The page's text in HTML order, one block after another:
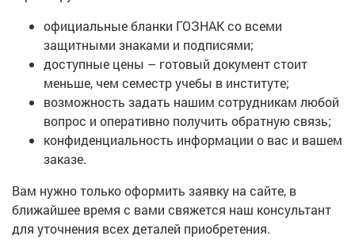
официальные бланки ГОЗНАК со всеми
защитными знаками и подписями;
доступные цены – готовый документ стоит
меньше, чем семестр учебы в институте;
возможность задать нашим сотрудникам любой
вопрос и оперативно получить обратную связь;
конфиденциальность информации о вас и вашем
заказе.
Вам нужно только оформить заявку на сайте, в
ближайшее время с вами свяжется наш консультант
для уточнения всех деталей приобретения.